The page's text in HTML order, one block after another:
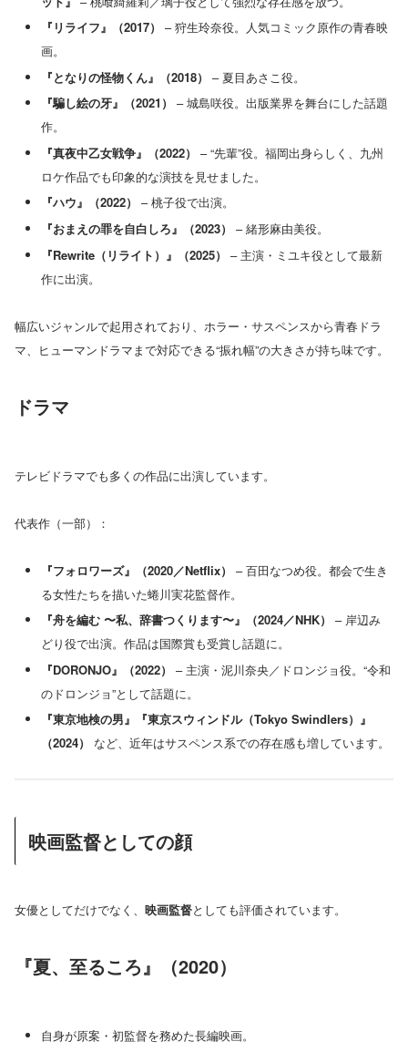
『リライフ』（2017）
– 狩生玲奈役。人気コミック原作の青春映
画。
『となりの怪物くん』（2018）
– 夏目あさこ役。
『騙し絵の牙』（2021）
– 城島咲役。出版業界を舞台にした話題
作。
『真夜中乙女戦争』（2022）
– “先輩”役。福岡出身らしく、九州
ロケ作品でも印象的な演技を見せました。
『ハウ』（2022）
– 桃子役で出演。
『おまえの罪を自白しろ』（2023）
– 緒形麻由美役。
『Rewrite（リライト）』（2025）
– 主演・ミユキ役として最新
作に出演。
幅広いジャンルで起用されており、ホラー・サスペンスから青春ドラ
マ、ヒューマンドラマまで対応できる“振れ幅”の大きさが持ち味です。
ドラマ
テレビドラマでも多くの作品に出演しています。
代表作（一部）：
『フォロワーズ』（2020／Netflix）
– 百田なつめ役。都会で生き
る女性たちを描いた蜷川実花監督作。
『舟を編む 〜私、辞書つくります〜』（2024／NHK）
– 岸辺み
どり役で出演。作品は国際賞も受賞し話題に。
『DORONJO』（2022）
– 主演・泥川奈央／ドロンジョ役。“令和
のドロンジョ”として話題に。
『東京地検の男』『東京スウィンドル（Tokyo Swindlers）』
（2024）
など、近年はサスペンス系での存在感も増しています。
映画監督としての顔
女優としてだけでなく、 映画監督としても評価されています。
『夏、至るころ』（2020）
自身が原案・初監督を務めた長編映画。